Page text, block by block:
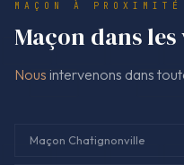
MAÇON À PROXIMITÉ
Maçon dans
Nous intervenons dans
Maçon Chatignonville